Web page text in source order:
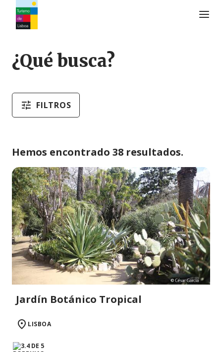
¿Qué busca?
FILTROS
Hemos encontrado 38 resultados.
Jardín Botánico Tropical
LISBOA